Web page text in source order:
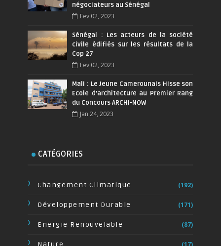
négociateurs au Sénégal
Fev 02, 2023
Sénégal : Les acteurs de la société
civile édifiés sur les résultats de la
Cop 27
Fev 02, 2023
Mali : Le Jeune Camerounais Hisse son
Ecole d’architecture au Premier Rang
du Concours ARCHI-NOW
Jan 24, 2023
CATÉGORIES
Changement Climatique (192)
Développement Durable (171)
Energie Renouvelable (87)
Nature (17)